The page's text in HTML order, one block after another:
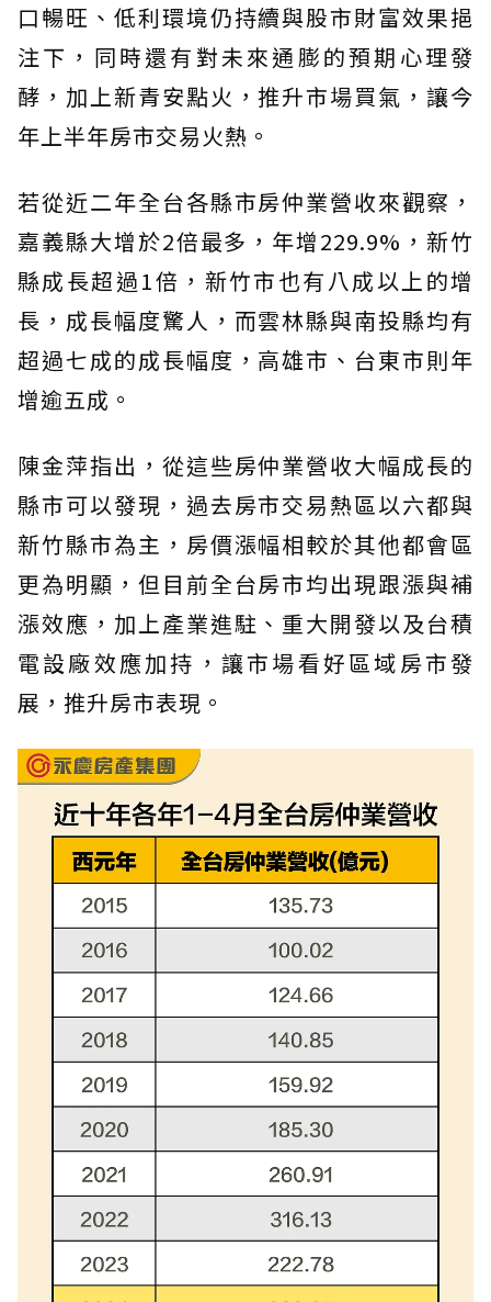
口暢旺、低利環境仍持續與股市財富效果挹
注下，同時還有對未來通膨的預期心理發
酵，加上新青安點火，推升市場買氣，讓今
年上半年房市交易火熱。
若從近二年全台各縣市房仲業營收來觀察，
嘉義縣大增於2倍最多，年增229.9%，新竹
縣成長超過1倍，新竹市也有八成以上的增
長，成長幅度驚人，而雲林縣與南投縣均有
超過七成的成長幅度，高雄市、台東市則年
增逾五成。
陳金萍指出，從這些房仲業營收大幅成長的
縣市可以發現，過去房市交易熱區以六都與
新竹縣市為主，房價漲幅相較於其他都會區
更為明顯，但目前全台房市均出現跟漲與補
漲效應，加上產業進駐、重大開發以及台積
電設廠效應加持，讓市場看好區域房市發
展，推升房市表現。